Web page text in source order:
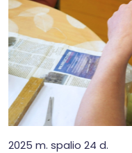
2025 m. spalio 24 d.